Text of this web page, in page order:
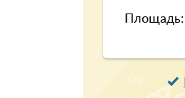
Площадь: